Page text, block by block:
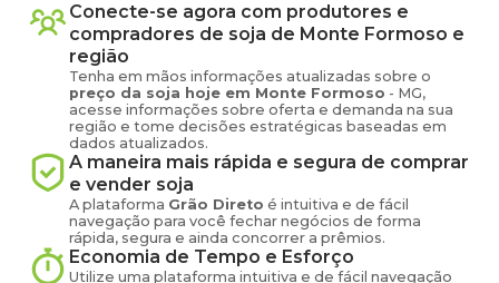
Conecte-se agora com produtores e
compradores de soja de Monte Formoso e
região
Tenha em mãos informações atualizadas sobre o
preço da soja hoje em Monte Formoso - MG,
acesse informações sobre oferta e demanda na sua
região e tome decisões estratégicas baseadas em
dados atualizados.
A maneira mais rápida e segura de comprar
e vender soja
A plataforma Grão Direto é intuitiva e de fácil
navegação para você fechar negócios de forma
rápida, segura e ainda concorrer a prêmios.
Economia de Tempo e Esforço
Utilize uma plataforma intuitiva e de fácil navegação